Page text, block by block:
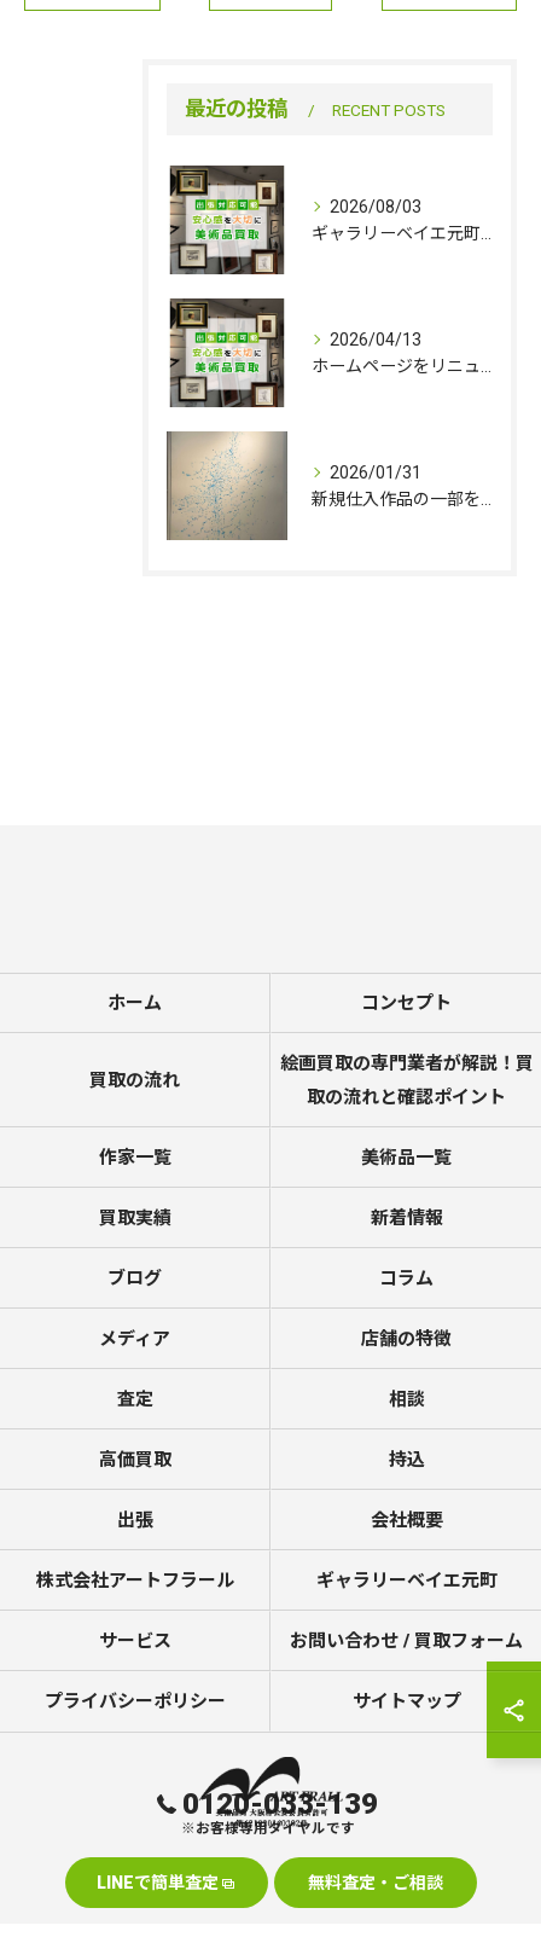
最近の投稿 RECENT POSTS
2026/08/03
2026/04/13
2026/01/31
0120-033-139
※お客様専用ダイヤルです
LINEで簡単査定 無料査定・ご相談
ホーム コンセプト
買取の流れ
絵画買取の専門業者が解説！買
取の流れと確認ポイント
作家一覧 美術品一覧
買取実績 新着情報
ブログ コラム
メディア 店舗の特徴
査定 相談
高価買取 持込
出張 会社概要
株式会社アートフラール ギャラリーベイエ元町
サービス お問い合わせ / 買取フォーム
プライバシーポリシー サイトマップ
© 2026 美術品の買取なら株式会社アートフラール ALL RIGHTS RESERVED.